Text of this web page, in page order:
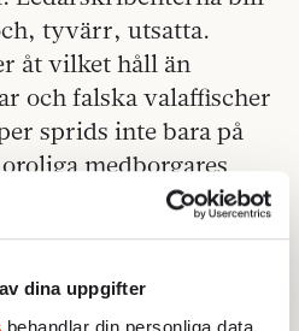
dina uppgifter
behandlar din personliga data,
tyvärr, utsatta.
åt vilket håll än
och falska valaffischer
sprids inte bara på
medborgares
ett så pass
Alternativ för
hushåll med